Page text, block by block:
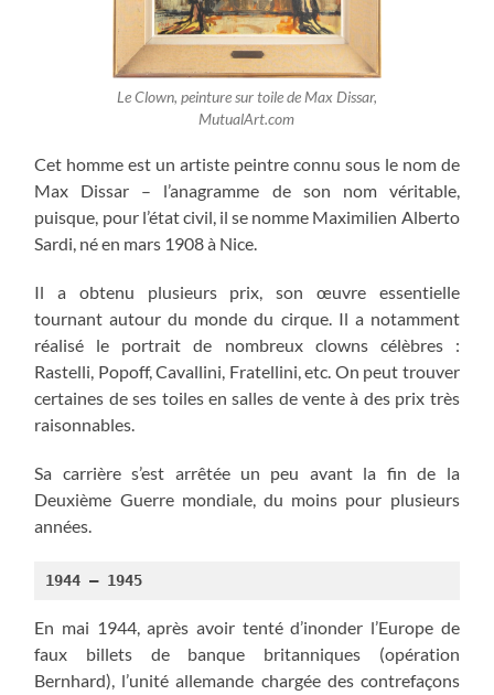
Le Clown, peinture sur toile de Max Dissar,
MutualArt.com
Cet homme est un artiste peintre connu sous le nom de
Max Dissar – l’anagramme de son nom véritable,
puisque, pour l’état civil, il se nomme Maximilien Alberto
Sardi, né en mars 1908 à Nice.
Il a obtenu plusieurs prix, son œuvre essentielle
tournant autour du monde du cirque. Il a notamment
réalisé le portrait de nombreux clowns célèbres :
Rastelli, Popoff, Cavallini, Fratellini, etc. On peut trouver
certaines de ses toiles en salles de vente à des prix très
raisonnables.
Sa carrière s’est arrêtée un peu avant la fin de la
Deuxième Guerre mondiale, du moins pour plusieurs
années.
1944 – 1945
En mai 1944, après avoir tenté d’inonder l’Europe de
faux billets de banque britanniques (opération
Bernhard), l’unité allemande chargée des contrefaçons